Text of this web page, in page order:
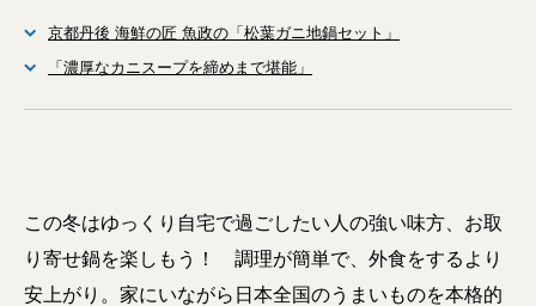
京都丹後 海鮮の匠 魚政の「松葉ガニ地鍋セット」
「濃厚なカニスープを締めまで堪能」
この冬はゆっくり自宅で過ごしたい人の強い味方、お取
り寄せ鍋を楽しもう！ 調理が簡単で、外食をするより
安上がり。家にいながら日本全国のうまいものを本格的